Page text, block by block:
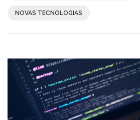
NOVAS TECNOLOGIAS